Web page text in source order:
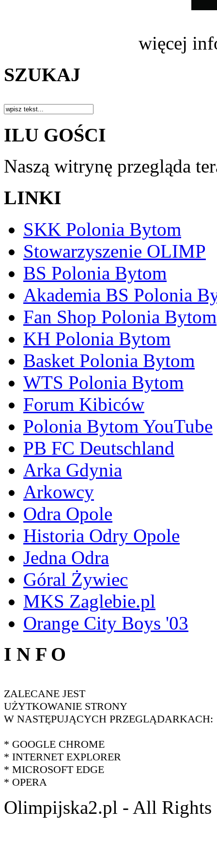
więcej
SZUKAJ
ILU GOŚCI
Naszą witrynę przegląda
LINKI
SKK Polonia Bytom
Stowarzyszenie OLIMP
BS Polonia Bytom
Akademia BS Polonia
Fan Shop Polonia Bytom
KH Polonia Bytom
Basket Polonia Bytom
WTS Polonia Bytom
Forum Kibiców
Polonia Bytom YouTube
PB FC Deutschland
Arka Gdynia
Arkowcy
Odra Opole
Historia Odry Opole
Jedna Odra
Góral Żywiec
MKS Zaglebie.pl
Orange City Boys '03
I N F O
ZALECANE JEST
UŻYTKOWANIE STRONY
W NASTĘPUJĄCYCH PRZEGLĄDARKACH:
* GOOGLE CHROME
* INTERNET EXPLORER
* MICROSOFT EDGE
* OPERA
Olimpijska2.pl - All Rights